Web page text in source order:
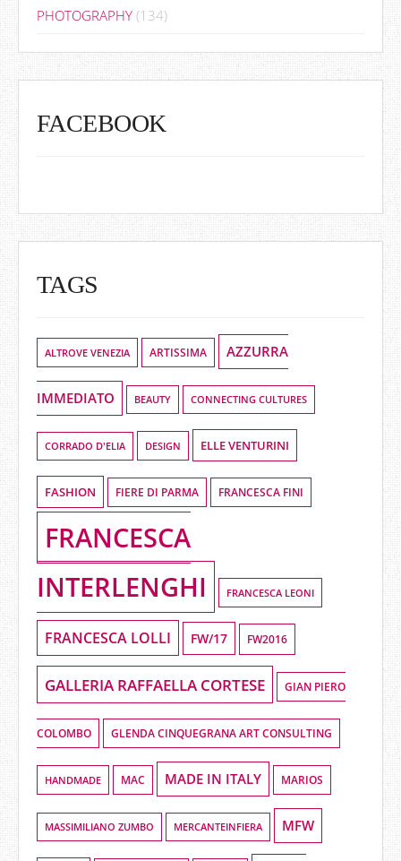
PHOTOGRAPHY (134)
FACEBOOK
TAGS
ALTROVE VENEZIA ARTISSIMA AZZURRA
IMMEDIATO BEAUTY CONNECTING CULTURES
CORRADO D'ELIA DESIGN ELLE VENTURINI
FASHION FIERE DI PARMA FRANCESCA FINI
FRANCESCA
INTERLENGHI
FRANCESCA LEONI
FRANCESCA LOLLI FW/17 FW2016
GALLERIA RAFFAELLA CORTESE GIAN PIERO
COLOMBO GLENDA CINQUEGRANA ART CONSULTING
HANDMADE MAC MADE IN ITALY MARIOS
MASSIMILIANO ZUMBO MERCANTEINFIERA MFW